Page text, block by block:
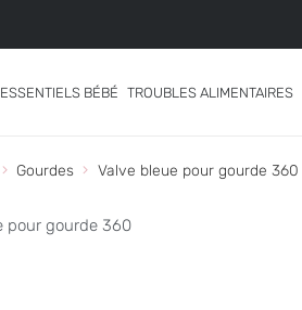
ESSENTIELS BÉBÉ TROUBLES ALIMENTAIRES
Gourdes Valve bleue pour gourde 360